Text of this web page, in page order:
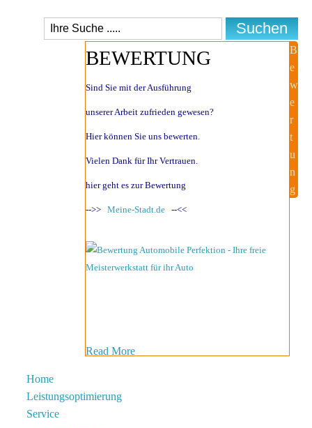
BEWERTUNG
Sind Sie mit der Ausführung
unserer Arbeit zufrieden gewesen?
Hier können Sie uns bewerten.
Vielen Dank für Ihr Vertrauen.
hier geht es zur Bewertung
-->> Meine-Stadt.de --<<
Read More
B
e
w
e
r
t
u
n
g
Home
Leistungsoptimierung
Service